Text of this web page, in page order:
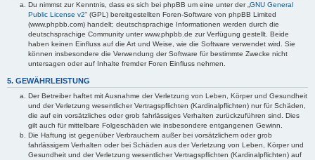
Du nimmst zur Kenntnis, dass es sich bei phpBB um eine unter der „ GNU General
Public License v2“ (GPL) bereitgestellten Foren-Software von phpBB Limited
(www.phpbb.com) handelt; deutschsprachige Informationen werden durch die
deutschsprachige Community unter www.phpbb.de zur Verfügung gestellt. Beide
haben keinen Einfluss auf die Art und Weise, wie die Software verwendet wird. Sie
können insbesondere die Verwendung der Software für bestimmte Zwecke nicht
untersagen oder auf Inhalte fremder Foren Einfluss nehmen.
5. GEWÄHRLEISTUNG
Der Betreiber haftet mit Ausnahme der Verletzung von Leben, Körper und Gesundheit
und der Verletzung wesentlicher Vertragspflichten (Kardinalpflichten) nur für Schäden,
die auf ein vorsätzliches oder grob fahrlässiges Verhalten zurückzuführen sind. Dies
gilt auch für mittelbare Folgeschäden wie insbesondere entgangenen Gewinn.
Die Haftung ist gegenüber Verbrauchern außer bei vorsätzlichem oder grob
fahrlässigem Verhalten oder bei Schäden aus der Verletzung von Leben, Körper und
Gesundheit und der Verletzung wesentlicher Vertragspflichten (Kardinalpflichten) auf